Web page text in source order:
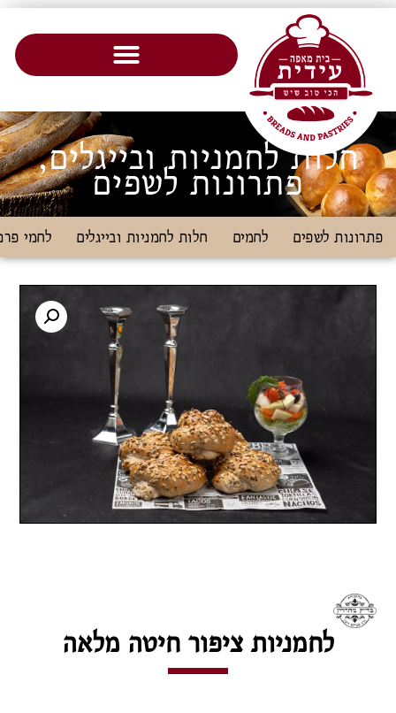
חלות לחמניות ובייגלים,
פתרונות לשפים
פתרונות לשפים לחמים חלות לחמניות ובייגלים לחמי
לחמניות ציפור חיטה מלאה